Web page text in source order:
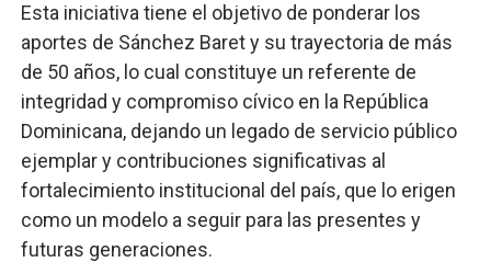
Esta iniciativa tiene el objetivo de ponderar los
aportes de Sánchez Baret y su trayectoria de más
de 50 años, lo cual constituye un referente de
integridad y compromiso cívico en la República
Dominicana, dejando un legado de servicio público
ejemplar y contribuciones significativas al
fortalecimiento institucional del país, que lo erigen
como un modelo a seguir para las presentes y
futuras generaciones.